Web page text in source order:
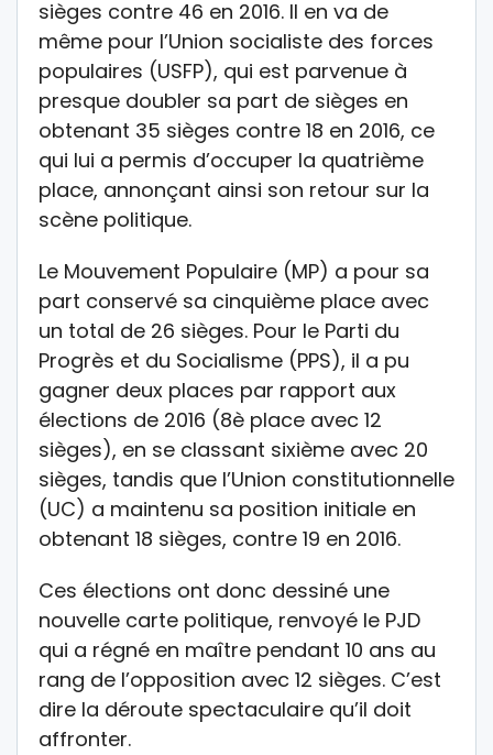
sièges contre 46 en 2016. Il en va de
même pour l’Union socialiste des forces
populaires (USFP), qui est parvenue à
presque doubler sa part de sièges en
obtenant 35 sièges contre 18 en 2016, ce
qui lui a permis d’occuper la quatrième
place, annonçant ainsi son retour sur la
scène politique.
Le Mouvement Populaire (MP) a pour sa
part conservé sa cinquième place avec
un total de 26 sièges. Pour le Parti du
Progrès et du Socialisme (PPS), il a pu
gagner deux places par rapport aux
élections de 2016 (8è place avec 12
sièges), en se classant sixième avec 20
sièges, tandis que l’Union constitutionnelle
(UC) a maintenu sa position initiale en
obtenant 18 sièges, contre 19 en 2016.
Ces élections ont donc dessiné une
nouvelle carte politique, renvoyé le PJD
qui a régné en maître pendant 10 ans au
rang de l’opposition avec 12 sièges. C’est
dire la déroute spectaculaire qu’il doit
affronter.